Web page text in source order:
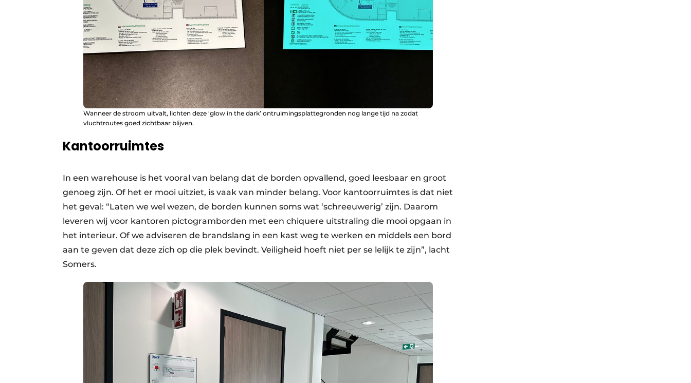
Wanneer de stroom uitvalt, lichten deze ‘glow in the dark’ ontruimings­plattegronden nog lange tijd na zodat
vluchtroutes goed zichtbaar blijven.
Kantoorruimtes
In een warehouse is het vooral van belang dat de borden opvallend, goed leesbaar en groot
genoeg zijn. Of het er mooi uitziet, is vaak van minder belang. Voor kantoorruimtes is dat niet
het geval: “Laten we wel wezen, de borden kunnen soms wat ‘schreeuwerig’ zijn. Daarom
leveren wij voor kantoren pictogramborden met een chiquere uitstraling die mooi opgaan in
het interieur. Of we adviseren de brandslang in een kast weg te werken en middels een bord
aan te geven dat deze zich op die plek bevindt. Veiligheid hoeft niet per se lelijk te zijn”, lacht
Somers.